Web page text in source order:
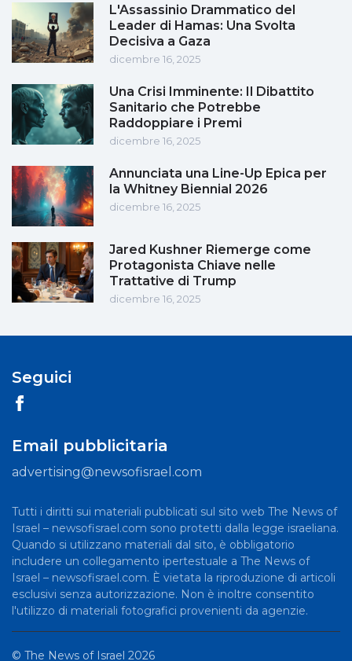
L'Assassinio Drammatico del
Leader di Hamas: Una Svolta
Decisiva a Gaza
dicembre 16, 2025
Una Crisi Imminente: Il Dibattito
Sanitario che Potrebbe
Raddoppiare i Premi
dicembre 16, 2025
Annunciata una Line-Up Epica per
la Whitney Biennial 2026
dicembre 16, 2025
Jared Kushner Riemerge come
Protagonista Chiave nelle
Trattative di Trump
dicembre 16, 2025
Seguici
Email pubblicitaria
advertising@newsofisrael.com
Tutti i diritti sui materiali pubblicati sul sito web The News of
Israel – newsofisrael.com sono protetti dalla legge israeliana.
Quando si utilizzano materiali dal sito, è obbligatorio
includere un collegamento ipertestuale a The News of
Israel – newsofisrael.com. È vietata la riproduzione di articoli
esclusivi senza autorizzazione. Non è inoltre consentito
l'utilizzo di materiali fotografici provenienti da agenzie.
© The News of Israel 2026